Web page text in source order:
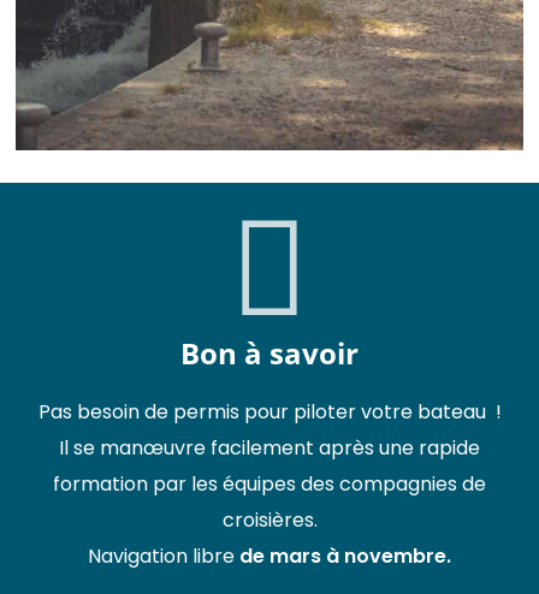
Bon à savoir
Pas besoin de permis pour piloter votre bateau !
Il se manœuvre facilement après une rapide
formation par les équipes des compagnies de
croisières.
Navigation libre de mars à novembre.